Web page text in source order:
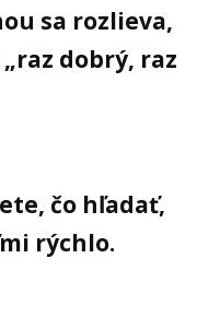
sa rozlieva,
dobrý, raz
čo hľadať,
rýchlo.